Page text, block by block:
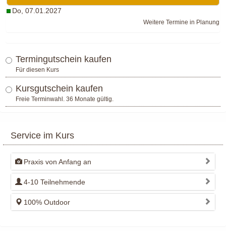
Do, 07.01.2027
Weitere Termine in Planung
Termingutschein kaufen
Für diesen Kurs
Kursgutschein kaufen
Freie Terminwahl. 36 Monate gültig.
Service im Kurs
Praxis von Anfang an
4-10 Teilnehmende
100% Outdoor